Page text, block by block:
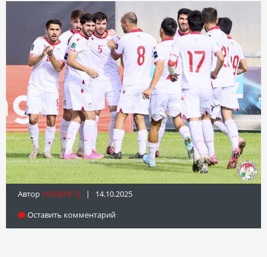
Автор Info@fft.tj | 14.10.2025
Оставить комментарий